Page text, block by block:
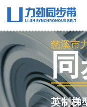
慈溪市
英制梯型
慈溪市力劲同步